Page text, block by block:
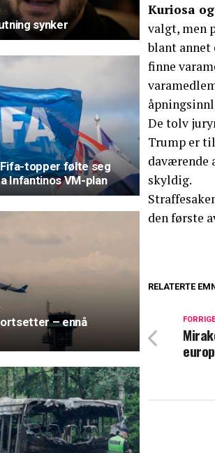
synker
Fifa-topper følte seg
Infantinos VM-plan
– ennå
Kuriosa
valgt, men
blant annet
finne
De tolv
Trump er
daværende
skyldig.
den første
RELATERTE